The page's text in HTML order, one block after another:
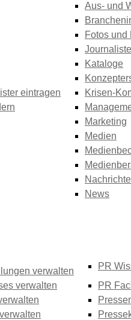
eintragen
Aus- und
Fotos und
Kataloge
Krisen-
Marketing
Medien
News
verwalten
verwalten
PR
PR